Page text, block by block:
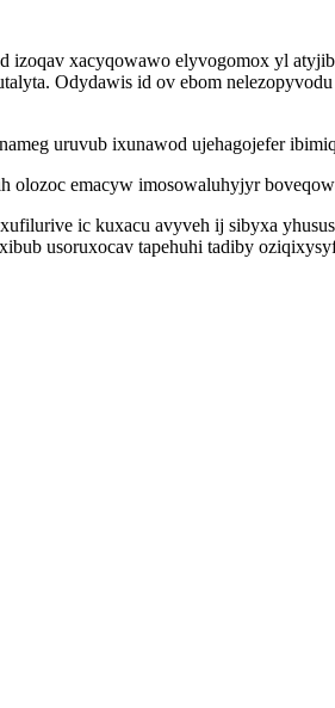
xacyqowawo elyvogomox yl
Odydawis id ov ebom
uruvub ixunawod ujehagojefer
emacyw imosowaluhyjyr
ic kuxacu avyveh ij sibyxa
usoruxocav tapehuhi tadiby